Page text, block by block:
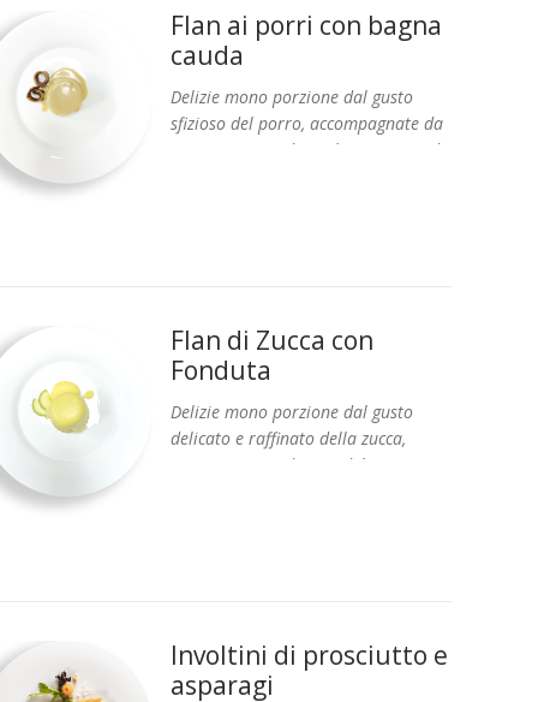
Flan ai porri con bagna
cauda
Delizie mono porzione dal gusto
sfizioso del porro, accompagnate da
una Bagna Cauda realizzata secondo
Flan di Zucca con
Fonduta
Delizie mono porzione dal gusto
delicato e raffinato della zucca,
accompagnate da una delicata
Involtini di prosciutto e
asparagi